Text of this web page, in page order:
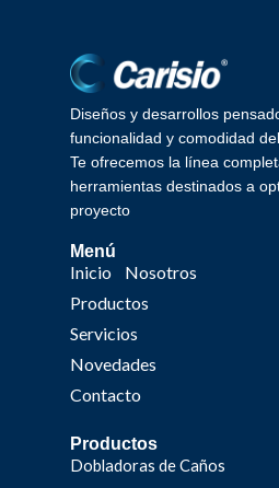
Diseños y desarrollos
funcionalidad y comodidad
Te ofrecemos la línea
herramientas destinados a
proyecto
Menú
Inicio
Nosotros
Productos
Servicios
Novedades
Contacto
Productos
Dobladoras de Caños